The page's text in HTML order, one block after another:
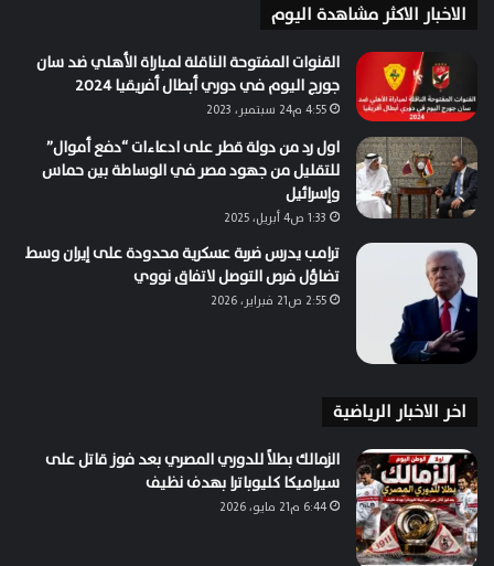
الاخبار الاكثر مشاهدة اليوم
القنوات المفتوحة الناقلة لمباراة الأهلي ضد سان
جورج اليوم في دوري أبطال أفريقيا 2024
4:55 م24 سبتمبر، 2023
اول رد من دولة قطر على ادعاءات “دفع أموال”
للتقليل من جهود مصر في الوساطة بين حماس
وإسرائيل
1:33 ص4 أبريل، 2025
ترامب يدرس ضربة عسكرية محدودة على إيران وسط
تضاؤل فرص التوصل لاتفاق نووي
2:55 ص21 فبراير، 2026
اخر الاخبار الرياضية
الزمالك بطلاً للدوري المصري بعد فوز قاتل على
سيراميكا كليوباترا بهدف نظيف
6:44 م21 مايو، 2026